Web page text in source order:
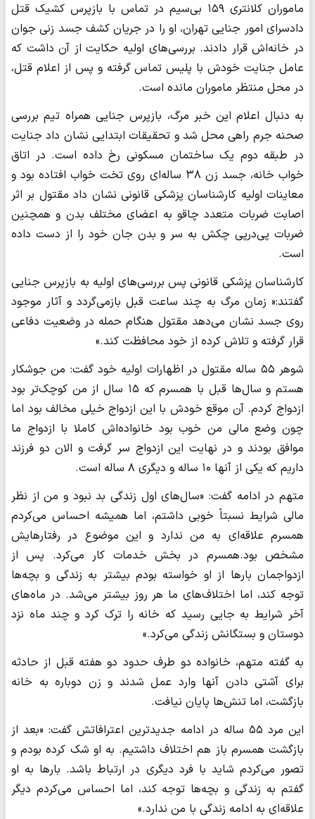
ماموران کلانتری ۱۵۹ بی‌سیم در تماس با بازپرس کشیک قتل
دادسرای امور جنایی تهران، او را در جریان کشف جسد زنی جوان
در خانه‌اش قرار دادند. بررسی‌های اولیه حکایت از آن داشت که
عامل جنایت خودش با پلیس تماس گرفته و پس از اعلام قتل،
در محل منتظر ماموران مانده است.
به دنبال اعلام این خبر مرگ، بازپرس جنایی همراه تیم بررسی
صحنه جرم راهی محل شد و تحقیقات ابتدایی نشان داد جنایت
در طبقه دوم یک ساختمان مسکونی رخ داده است. در اتاق
خواب خانه، جسد زن ۳۸ ساله‌ای روی تخت خواب افتاده بود و
معاینات اولیه کارشناسان پزشکی قانونی نشان داد مقتول بر اثر
اصابت ضربات متعدد چاقو به اعضای مختلف بدن و همچنین
ضربات پی‌درپی چکش به سر و بدن جان خود را از دست داده
است.
کارشناسان پزشکی قانونی پس بررسی‌های اولیه به بازپرس جنایی
گفتند:« زمان مرگ به چند ساعت قبل بازمی‌گردد و آثار موجود
روی جسد نشان می‌دهد مقتول هنگام حمله در وضعیت دفاعی
قرار گرفته و تلاش کرده از خود محافظت کند.»
شوهر ۵۵ ساله مقتول در اظهارات اولیه خود گفت: من جوشکار
هستم و سال‌ها قبل با همسرم که ۱۵ سال از من کوچک‌تر بود
ازدواج کردم. آن موقع خودش با این ازدواج خیلی مخالف بود اما
چون وضع مالی من خوب بود خانواده‌اش کاملا با ازدواج ما
موافق بودند و در نهایت این ازدواج سر گرفت و الان دو فرزند
داریم که یکی از آنها ۱۰ ساله و دیگری ۸ ساله است.
متهم در ادامه گفت: «سال‌های اول زندگی بد نبود و من از نظر
مالی شرایط نسبتاً خوبی داشتم، اما همیشه احساس می‌کردم
همسرم علاقه‌ای به من ندارد و این موضوع در رفتارهایش
مشخص بود.همسرم در بخش خدمات کار می‌کرد. پس از
ازدواجمان بارها از او خواسته بودم بیشتر به زندگی و بچه‌ها
توجه کند، اما اختلاف‌های ما هر روز بیشتر می‌شد. در ماه‌های
آخر شرایط به جایی رسید که خانه را ترک کرد و چند ماه نزد
دوستان و بستگانش زندگی می‌کرد.»
به گفته متهم، خانواده دو طرف حدود دو هفته قبل از حادثه
برای آشتی دادن آنها وارد عمل شدند و زن دوباره به خانه
بازگشت، اما تنش‌ها پایان نیافت.
این مرد ۵۵ ساله در ادامه جدیدترین اعترافاتش گفت: «بعد از
بازگشت همسرم باز هم اختلاف داشتیم. به او شک کرده بودم و
تصور می‌کردم شاید با فرد دیگری در ارتباط باشد. بارها به او
گفتم به زندگی و بچه‌ها توجه کند، اما احساس می‌کردم دیگر
علاقه‌ای به ادامه زندگی با من ندارد.»